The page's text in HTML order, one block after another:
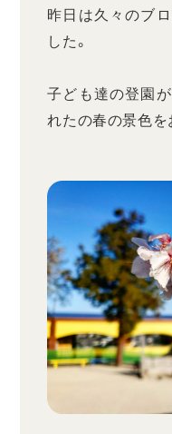
昨日は久々のブ
した。
子ども達の登園
れたの春の景色